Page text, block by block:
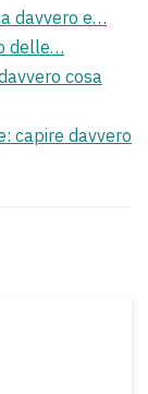
davvero e…
delle…
cosa
capire davvero